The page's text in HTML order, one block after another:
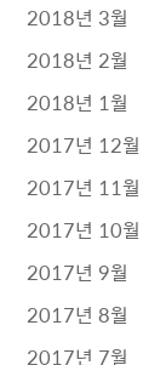
2018년 3월
2018년 2월
2018년 1월
2017년 12월
2017년 11월
2017년 10월
2017년 9월
2017년 8월
2017년 7월